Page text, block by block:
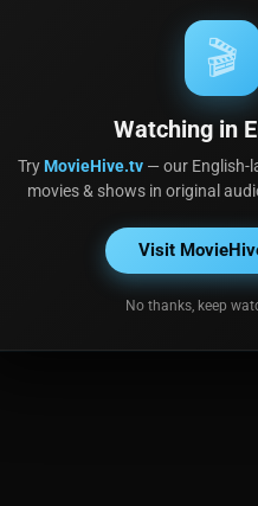
🎬
Watching in
TryMovieHive.tv — our English-
movies & shows in original
Visit
No thanks, keep